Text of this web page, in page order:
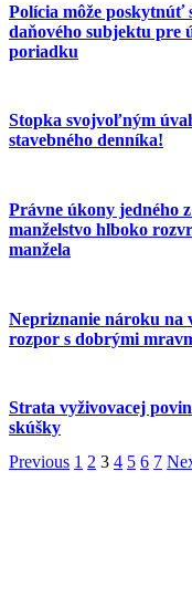
Polícia môže poskytnúť
daňového subjektu pre
poriadku
Stopka svojvoľným
stavebného denníka!
Právne úkony jedného
manželstvo hlboko
manžela
Nepriznanie nároku na
rozpor s dobrými
Strata vyživovacej
skúšky
Previous 1 2 3 4 5 6 7